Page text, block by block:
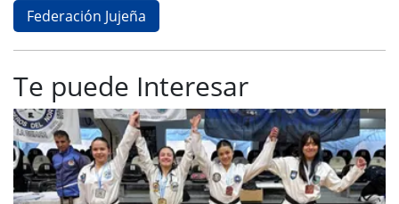
Federación Jujeña
Te puede Interesar